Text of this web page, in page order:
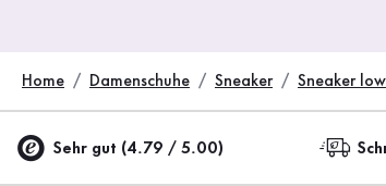
Home Damenschuhe Sneaker Sneaker low
Sehr gut (4.79 / 5.00)